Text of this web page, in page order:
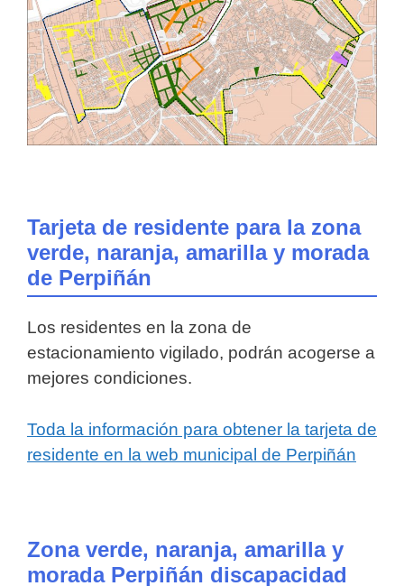
Tarjeta de residente para la zona
verde, naranja, amarilla y morada
de Perpiñán
Los residentes en la zona de
estacionamiento vigilado, podrán acogerse a
mejores condiciones.
Toda la información para obtener la tarjeta de
residente en la web municipal de Perpiñán
Zona verde, naranja, amarilla y
morada Perpiñán discapacidad